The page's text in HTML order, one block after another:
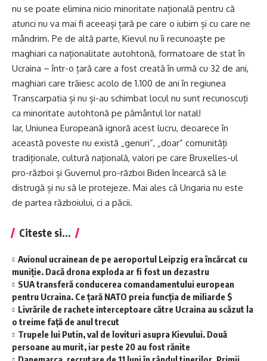
nu se poate elimina nicio minoritate națională pentru că
atunci nu va mai fi aceeași țară pe care o iubim și cu care ne
mândrim. Pe de altă parte, Kievul nu îi recunoaște pe
maghiari ca naționalitate autohtonă, formatoare de stat în
Ucraina – într-o țară care a fost creată în urmă cu 32 de ani,
maghiari care trăiesc acolo de 1.100 de ani în regiunea
Transcarpatia și nu și-au schimbat locul nu sunt recunoscuți
ca minoritate autohtonă pe pământul lor natal!
Iar, Uniunea Europeană ignoră acest lucru, deoarece în
această poveste nu există „genuri”, „doar” comunități
tradiționale, cultură națională, valori pe care Bruxelles-ul
pro-război și Guvernul pro-război Biden încearcă să le
distrugă și nu să le protejeze. Mai ales că Ungaria nu este
de partea războiului, ci a păcii.
Citeste si...
Avionul ucrainean de pe aeroportul Leipzig era încărcat cu
muniție. Dacă drona exploda ar fi fost un dezastru
SUA transferă conducerea comandamentului european
pentru Ucraina. Ce țară NATO preia funcția de miliarde $
Livrările de rachete interceptoare către Ucraina au scăzut la
o treime față de anul trecut
Trupele lui Putin, val de lovituri asupra Kievului. Două
persoane au murit, iar peste 20 au fost rănite